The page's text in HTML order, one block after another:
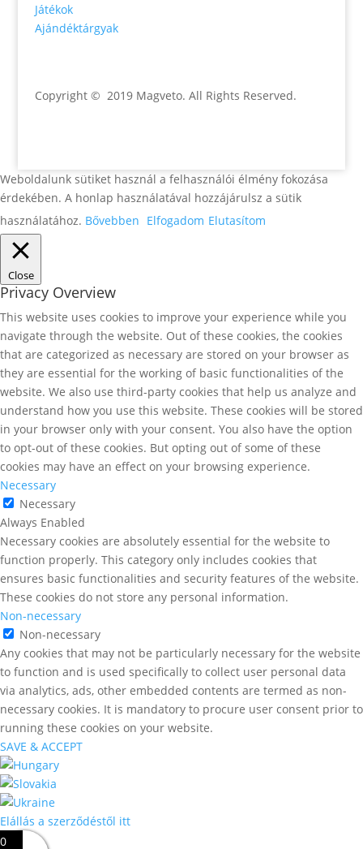
Játékok
Ajándéktárgyak
Copyright © 2019 Magveto. All Rights Reserved.
Weboldalunk sütiket használ a felhasználói élmény fokozása
érdekében. A honlap használatával hozzájárulsz a sütik
használatához. Bővebben Elfogadom Elutasítom
Close
Privacy Overview
This website uses cookies to improve your experience while you
navigate through the website. Out of these cookies, the cookies
that are categorized as necessary are stored on your browser as
they are essential for the working of basic functionalities of the
website. We also use third-party cookies that help us analyze and
understand how you use this website. These cookies will be stored
in your browser only with your consent. You also have the option
to opt-out of these cookies. But opting out of some of these
cookies may have an effect on your browsing experience.
Necessary
Necessary
Always Enabled
Necessary cookies are absolutely essential for the website to
function properly. This category only includes cookies that
ensures basic functionalities and security features of the website.
These cookies do not store any personal information.
Non-necessary
Non-necessary
Any cookies that may not be particularly necessary for the website
to function and is used specifically to collect user personal data
via analytics, ads, other embedded contents are termed as non-
necessary cookies. It is mandatory to procure user consent prior to
running these cookies on your website.
SAVE & ACCEPT
Elállás a szerződéstől itt
0